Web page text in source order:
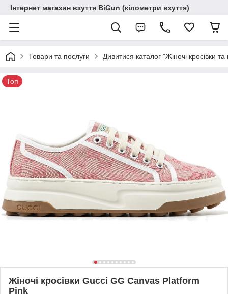
Інтернет магазин взуття BiGun (кілометри взуття)
Товари та послуги Дивитися каталог "Жіночі кросівки та
Топ
Жіночі кросівки Gucci GG Canvas Platform
Pink